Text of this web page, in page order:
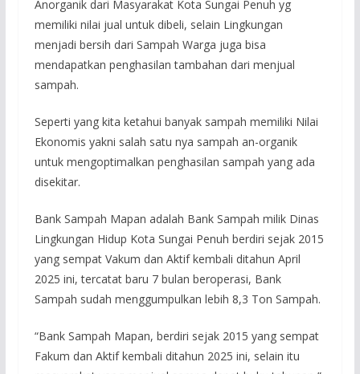
Anorganik dari Masyarakat Kota Sungai Penuh yg
memiliki nilai jual untuk dibeli, selain Lingkungan
menjadi bersih dari Sampah Warga juga bisa
mendapatkan penghasilan tambahan dari menjual
sampah.
Seperti yang kita ketahui banyak sampah memiliki Nilai
Ekonomis yakni salah satu nya sampah an-organik
untuk mengoptimalkan penghasilan sampah yang ada
disekitar.
Bank Sampah Mapan adalah Bank Sampah milik Dinas
Lingkungan Hidup Kota Sungai Penuh berdiri sejak 2015
yang sempat Vakum dan Aktif kembali ditahun April
2025 ini, tercatat baru 7 bulan beroperasi, Bank
Sampah sudah menggumpulkan lebih 8,3 Ton Sampah.
“Bank Sampah Mapan, berdiri sejak 2015 yang sempat
Fakum dan Aktif kembali ditahun 2025 ini, selain itu